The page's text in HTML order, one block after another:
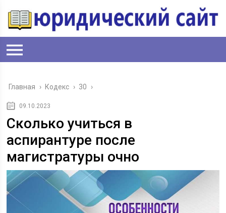
Главная › Кодекс › 30 ›
09.10.2023
Сколько учиться в
аспирантуре после
магистратуры очно